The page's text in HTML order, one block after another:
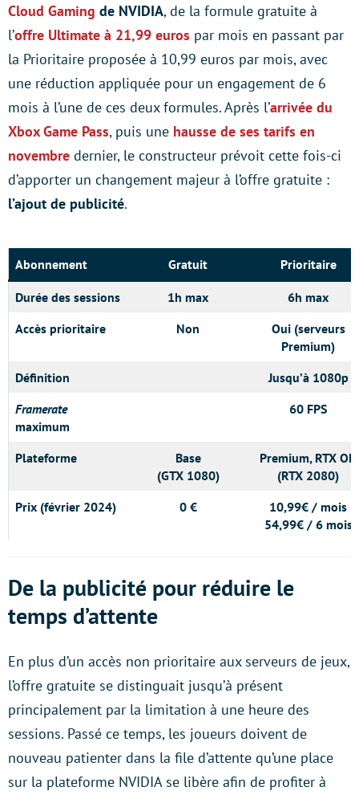
Cloud Gaming de NVIDIA, de la formule gratuite à
l’offre Ultimate à 21,99 euros par mois en passant par
la Prioritaire proposée à 10,99 euros par mois, avec
une réduction appliquée pour un engagement de 6
mois à l’une de ces deux formules. Après l’arrivée du
Xbox Game Pass, puis une hausse de ses tarifs en
novembre dernier, le constructeur prévoit cette fois-ci
d’apporter un changement majeur à l’offre gratuite :
l’ajout de publicité.
Abonnement Gratuit Prioritaire
Durée des sessions 1h max
6h max
Accès prioritaire
Non
Oui (serveurs
Premium)
Définition
Jusqu’à 1080p
Framerate
maximum
60 FPS
Plateforme
Base
(GTX 1080)
Premium, RTX ON
(RTX 2080)
Prix (février 2024)
0 €
10,99€ / mois
54,99€ / 6 mois
De la publicité pour réduire le
temps d’attente
En plus d’un accès non prioritaire aux serveurs de jeux,
l’offre gratuite se distinguait jusqu’à présent
principalement par la limitation à une heure des
sessions. Passé ce temps, les joueurs doivent de
nouveau patienter dans la file d’attente qu’une place
sur la plateforme NVIDIA se libère afin de profiter à